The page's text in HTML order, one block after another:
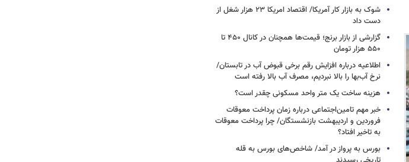
شوک به بازار کار آمریکا/ اقتصاد امریکا ۲۳ هزار شغل از
دست داد
گزارشی از بازار برنج؛ قیمت‌ها همچنان در کانال ۴۵۰ تا
۵۵۰ هزار تومان
اطلاعیه درباره افزایش رقم برخی قبوض آب در تابستان/
نرخ آب‌بها را بالا نبردیم، مصرف آب بالا رفته است
هزینه ساخت یک متر واحد مسکونی چقدر است؟
خبر مهم تامین‌اجتماعی درباره زمان پرداخت معوقات
فروردین و اردیبهشت بازنشستگان/ چرا پرداخت معوقات
به تاخیر افتاد؟
بورس به پرواز در آمد/ شاخص‌های بورس به قله